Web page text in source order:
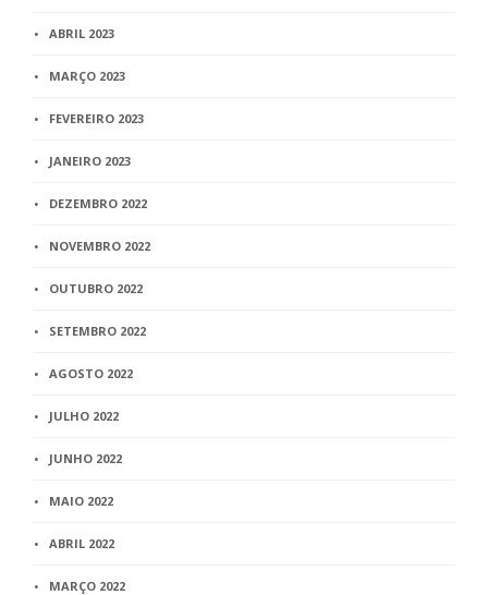
ABRIL 2023
MARÇO 2023
FEVEREIRO 2023
JANEIRO 2023
DEZEMBRO 2022
NOVEMBRO 2022
OUTUBRO 2022
SETEMBRO 2022
AGOSTO 2022
JULHO 2022
JUNHO 2022
MAIO 2022
ABRIL 2022
MARÇO 2022